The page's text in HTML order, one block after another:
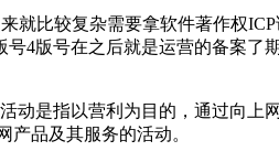
比较复杂需要拿软件著作权
4版号在之后就是运营的备案了
是指以营利为目的，通过向上
品及其服务的活动。